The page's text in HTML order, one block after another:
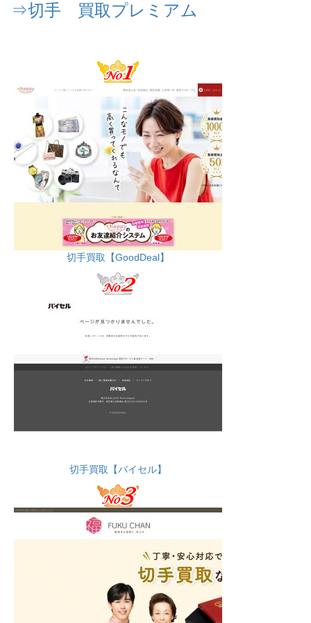
⇒切手 買取プレミアム
切手買取【GoodDeal】
切手買取【バイセル】